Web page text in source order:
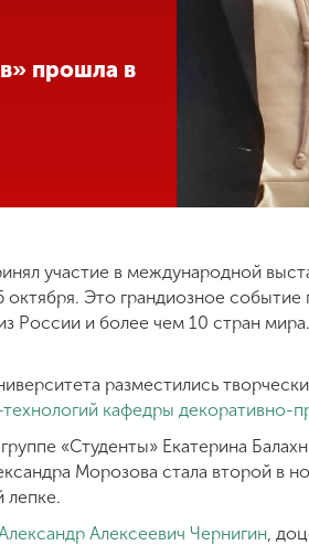
прошла в
участие в международной
Это грандиозное
России и более чем 10 стран
разместились
кафедры декоративно-
«Студенты» Екатерина
Морозова стала второй в
лепке.
Алексеевич Чернигин,